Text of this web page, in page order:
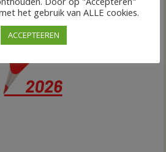
het gebruik van ALLE cookies.
ACCEPTEEREN